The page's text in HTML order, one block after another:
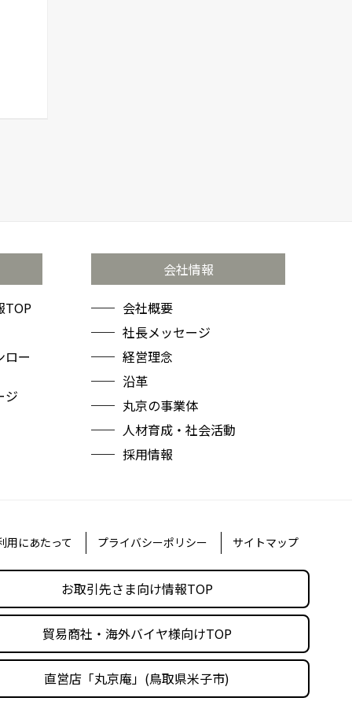
TOP
ロー
ジ
会社情報
会社概要
社長メッセージ
経営理念
沿革
丸京の事業体
人材育成・社会活動
採用情報
用にあたって プライバシーポリシー サイトマップ
お取引先さま向け情報TOP
貿易商社・海外バイヤ様向けTOP
直営店「丸京庵」(鳥取県米子市)